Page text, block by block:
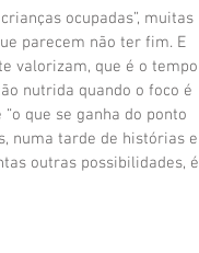
ocupadas”, muitas
parecem não ter fim. E
valorizam, que é o tempo
nutrida quando o foco é
que se ganha do ponto
numa tarde de histórias e
outras possibilidades, é